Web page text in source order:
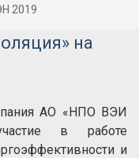
2019
на
АО «НПО ВЭИ
в работе
и